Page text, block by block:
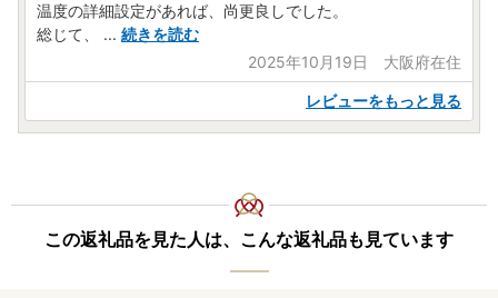
温度の詳細設定があれば、尚更良しでした。
総じて、
... 続きを読む
2025年10月19日 大阪府在住
レビューをもっと見る
この返礼品を見た人は、こんな返礼品も見ています